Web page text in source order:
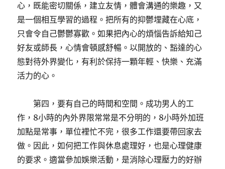
心，既能密切關係，建立友情，體會溝通的樂趣，又
是一個相互學習的過程。把所有的抑鬱埋藏在心底，
只會令自己鬱鬱寡歡。如果把內心的煩惱告訴給知己
好友或師長，心情會頓感舒暢。以開放的、豁達的心
態對待外界變化，有利於保持一顆年輕、快樂、充滿
活力的心。
第四，要有自己的時間和空間。成功男人的工
作，8小時的內外界限常常是不分明的，8小時外加班
加點是常事，單位裡忙不完，很多工作還要帶回家去
做。因此，如何把工作與休息處理好，也是心理健康
的要求。適當參加娛樂活動，是消除心理壓力的好辦